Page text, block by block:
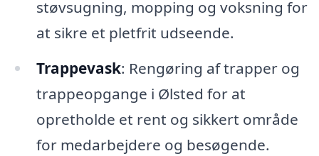
støvsugning, mopping og voksning for
at sikre et pletfrit udseende.
Trappevask: Rengøring af trapper og
trappeopgange i Ølsted for at
opretholde et rent og sikkert område
for medarbejdere og besøgende.